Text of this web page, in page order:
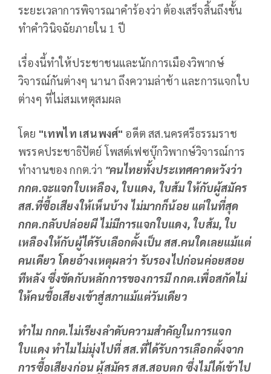
ระยะเวลาการพิจารณาคำร้องว่า ต้องเสร็จสิ้นถึงขั้น
ทำคำวินิจฉัยภายใน 1 ปี
เรื่องนี้ทำให้ประชาชนและนักการเมืองวิพากษ์
วิจารณ์กันต่างๆ นานา ถึงความล่าช้า และการแจกใบ
ต่างๆ ที่ไม่สมเหตุสมผล
โดย "เทพไท เสนพงศ์" อดีต สส.นครศรีธรรมราช
พรรคประชาธิปัตย์ โพสต์เฟซบุ๊กวิพากษ์วิจารณ์การ
ทำงานของ กกต.ว่า "คนไทยทั้งประเทศคาดหวังว่า
กกต.จะแจกใบเหลือง, ใบแดง, ใบส้ม ให้กับผู้สมัคร
สส.ที่ซื้อเสียงให้เห็นบ้าง ไม่มากก็น้อย แต่ในที่สุด
กกต.กลับปล่อยผี ไม่มีการแจกใบแดง, ใบส้ม, ใบ
เหลืองให้กับผู้ได้รับเลือกตั้งเป็น สส.คนใดเลยแม้แต่
คนเดียว โดยอ้างเหตุผลว่า รับรองไปก่อนค่อยสอย
ทีหลัง ซึ่งขัดกับหลักการของการมี กกต.เพื่อสกัดไม่
ให้คนชื้อเสียงเข้าสู่สภาแม้แต่วันเดียว
ทำไม กกต.ไม่เรียงลำดับความสำคัญในการแจก
ใบแดง ทำไมไม่มุ่งไปที่ สส.ที่ได้รับการเลือกตั้งจาก
การซื้อเสียงก่อน ผู้สมัคร สส.สอบตก ซึ่งไม่ได้เข้าไป